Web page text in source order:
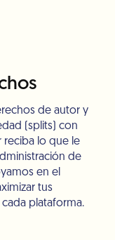
de autor y
(splits) con
reciba lo que le
de
en el
tus
plataforma.